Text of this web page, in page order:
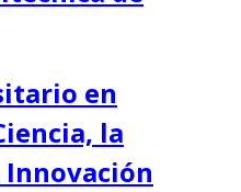
en
la